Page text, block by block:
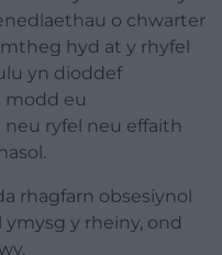
o chwarter
hyd at y rhyfel
yn dioddef
modd eu
ryfel neu effaith
rhagfarn obsesiynol
y rheiny, ond